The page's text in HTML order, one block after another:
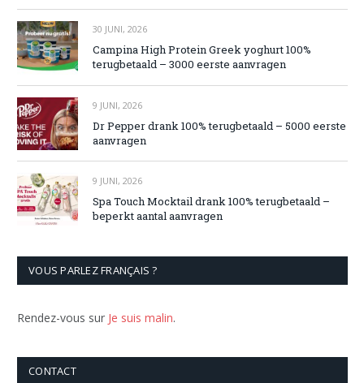
30 JUNI, 2026
Campina High Protein Greek yoghurt 100%
terugbetaald – 3000 eerste aanvragen
9 JUNI, 2026
Dr Pepper drank 100% terugbetaald – 5000 eerste
aanvragen
9 JUNI, 2026
Spa Touch Mocktail drank 100% terugbetaald –
beperkt aantal aanvragen
VOUS PARLEZ FRANÇAIS ?
Rendez-vous sur Je suis malin.
CONTACT